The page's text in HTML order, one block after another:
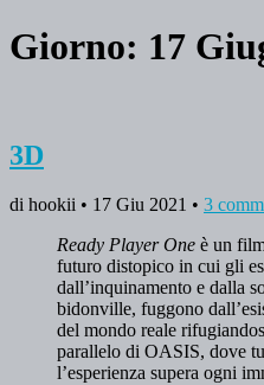
Giorno: 17
3D
di hookii • 17 Giu 2021 • 3
Ready Player One è un
futuro distopico in cui gli
dall’inquinamento e dalla
bidonville, fuggono
del mondo reale
parallelo di OASIS, dove
l’esperienza supera ogni